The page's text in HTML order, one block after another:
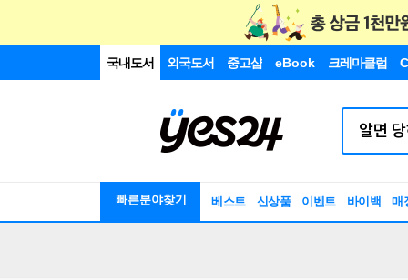
국내도서 외국도서 중고샵 eBook 크레마클럽
빠른분야찾기 베스트 신상품 이벤트 바이백 매